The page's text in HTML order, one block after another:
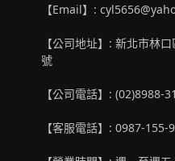
【Email】:
【公司地址】: 新北市林
號
【公司電話】: (02)8988-
【客服電話】: 0987-155-